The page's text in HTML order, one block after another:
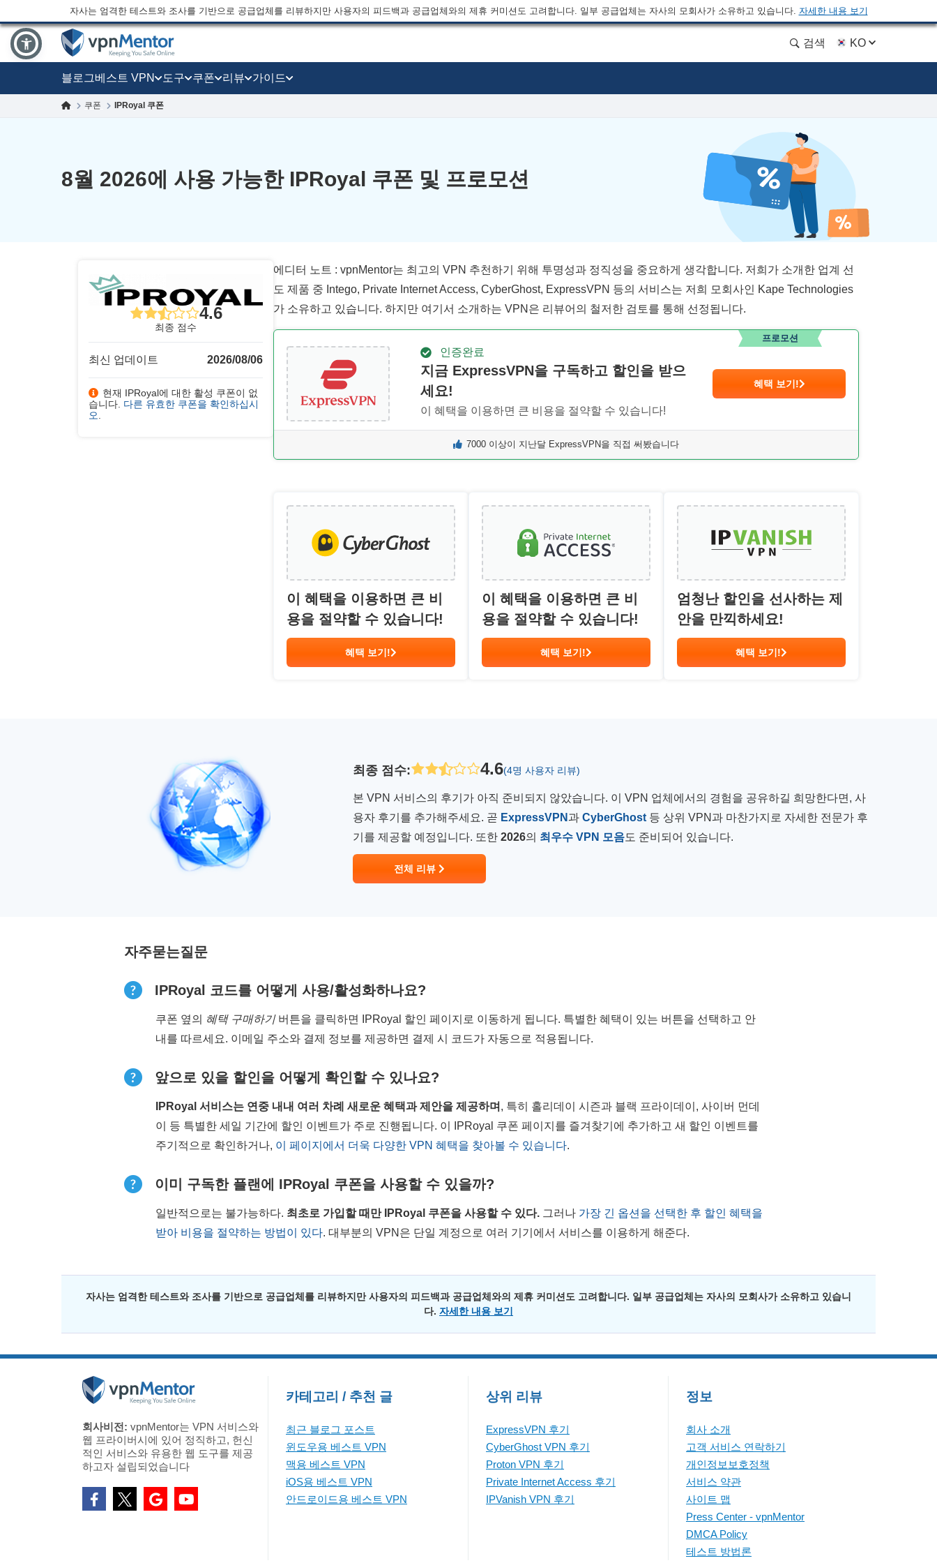
자사는 엄격한 테스트와 조사를 기반으로 공급업체를 리뷰하지만 사용자의 피드백과 공급업체와의 제휴 커미션도 고려합니다. 일부 공급업체는 자사의 모회사가 소유하고 있습니다. 자세한 내용 보기
검색 KO
블로그베스트 VPN 도구 쿠폰 리뷰 가이드
쿠폰 IPRoyal 쿠폰
8월 2026에 사용 가능한 IPRoyal 쿠폰 및 프로모션
4.6
최종 점수
최신 업데이트 2026/08/06
현재 IPRoyal에 대한 활성 쿠폰이 없
습니다. 다른 유효한 쿠폰을 확인하십시
오
에디터 노트 : vpnMentor는 최고의 VPN 추천하기 위해 투명성과 정직성을 중요하게 생각합니다. 저희가 소개한 업계 선
도 제품 중 Intego, Private Internet Access, CyberGhost, ExpressVPN 등의 서비스는 저희 모회사인 Kape Technologies
가 소유하고 있습니다. 하지만 여기서 소개하는 VPN은 리뷰어의 철저한 검토를 통해 선정됩니다.
인증완료
지금 ExpressVPN을 구독하고 할인을 받으
세요!
이 혜택을 이용하면 큰 비용을 절약할 수 있습니다!
혜택 보기!
프로모션
7000 이상이 지난달 ExpressVPN을 직접 써봤습니다
이 혜택을 이용하면 큰 비
용을 절약할 수 있습니다!
혜택 보기!
이 혜택을 이용하면 큰 비
용을 절약할 수 있습니다!
혜택 보기!
엄청난 할인을 선사하는 제
안을 만끽하세요!
혜택 보기!
최종 점수: 4.6(4명 사용자 리뷰)
본 VPN 서비스의 후기가 아직 준비되지 않았습니다. 이 VPN 업체에서의 경험을 공유하길 희망한다면, 사
용자 후기를 추가해주세요. 곧 ExpressVPN 과 CyberGhost 등 상위 VPN과 마찬가지로 자세한 전문가 후
기를 제공할 예정입니다. 또한 2026의 최우수 VPN 모음도 준비되어 있습니다.
전체 리뷰
자주묻는질문
IPRoyal 코드를 어떻게 사용/활성화하나요?
쿠폰 옆의 혜택 구매하기버튼을 클릭하면 IPRoyal 할인 페이지로 이동하게 됩니다. 특별한 혜택이 있는 버튼을 선택하고 안
내를 따르세요. 이메일 주소와 결제 정보를 제공하면 결제 시 코드가 자동으로 적용됩니다.
앞으로 있을 할인을 어떻게 확인할 수 있나요?
IPRoyal 서비스는 연중 내내 여러 차례 새로운 혜택과 제안을 제공하며 , 특히 홀리데이 시즌과 블랙 프라이데이, 사이버 먼데
이 등 특별한 세일 기간에 할인 이벤트가 주로 진행됩니다. 이 IPRoyal 쿠폰 페이지를 즐겨찾기에 추가하고 새 할인 이벤트를
주기적으로 확인하거나, 이 페이지에서 더욱 다양한 VPN 혜택을 찾아볼 수 있습니다.
이미 구독한 플랜에 IPRoyal 쿠폰을 사용할 수 있을까?
일반적으로는 불가능하다. 최초로 가입할 때만 IPRoyal 쿠폰을 사용할 수 있다. 그러나 가장 긴 옵션을 선택한 후 할인 혜택을
받아 비용을 절약하는 방법이 있다. 대부분의 VPN은 단일 계정으로 여러 기기에서 서비스를 이용하게 해준다.
자사는 엄격한 테스트와 조사를 기반으로 공급업체를 리뷰하지만 사용자의 피드백과 공급업체와의 제휴 커미션도 고려합니다. 일부 공급업체는 자사의 모회사가 소유하고 있습니
다. 자세한 내용 보기
회사비전: vpnMentor는 VPN 서비스와
웹 프라이버시에 있어 정직하고, 헌신
적인 서비스와 유용한 웹 도구를 제공
하고자 설립되었습니다
카테고리 / 추천 글
최근 블로그 포스트
윈도우용 베스트 VPN
맥용 베스트 VPN
iOS용 베스트 VPN
안드로이드용 베스트 VPN
상위 리뷰
ExpressVPN 후기
CyberGhost VPN 후기
Proton VPN 후기
Private Internet Access 후기
IPVanish VPN 후기
정보
회사 소개
고객 서비스 연락하기
개인정보보호정책
서비스 약관
사이트 맵
Press Center - vpnMentor
DMCA Policy
테스트 방법론